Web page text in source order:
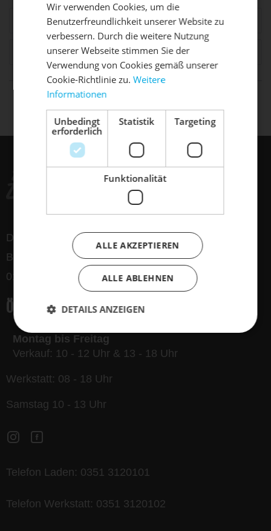
Ähnliche Artikel
Kunden haben sich ebenfalls angesehen
X
DIE SONNE LACHT, DEIN
RAD ERWACHT
Mach dein Bike frühlingsfit - gönn
ihm den Service, den es verdient!
Dein Bike braucht Service, Wartung
oder ein Update?
Buche dir jetzt deinen Termin.
life is too short - to ride shit
bikes
Der Dynamo GmbH
Bergmannstraße 32
01309 Dresden
Öffnungszeiten
Montag bis Freitag
Verkauf: 10 - 12 Uhr & 13 - 18 Uhr
Werkstatt: 08 - 18 Uhr
Samstag 10 - 13 Uhr
Telefon Laden: 0351 3120101
Telefon Werkstatt: 0351 3120102
Wir verwenden Cookies, um die
Benutzerfreundlichkeit unserer Website zu
verbessern. Durch die weitere Nutzung
unserer Webseite stimmen Sie der
Verwendung von Cookies gemäß unserer
Cookie-Richtlinie zu.Weitere
Informationen
Unbedingt
erforderlich
Statistik Targeting
Funktionalität
ALLE AKZEPTIEREN
ALLE ABLEHNEN
DETAILS ANZEIGEN